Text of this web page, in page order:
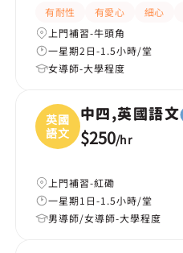
有耐性 有愛心 細心
上門補習-牛頭角
一星期2日-1.5小時/堂
女導師-大學程度
英國
語文
中四,英國語文
$250/hr
上門補習-紅磡
一星期1日-1.5小時/堂
男導師/女導師-大學程度